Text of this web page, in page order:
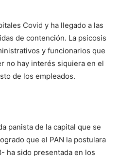
Covid y ha llegado a las
de contención. La psicosis
y funcionarios que
no hay interés siquiera en el
de los empleados.
panista de la capital que se
que el PAN la postulara
ha sido presentada en los